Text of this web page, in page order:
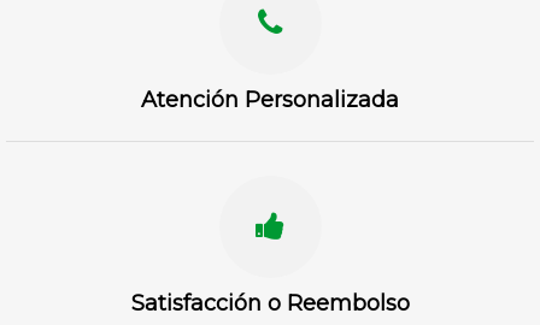
Atención Personalizada
Satisfacción o Reembolso